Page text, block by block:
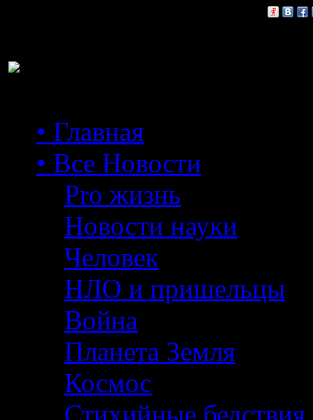
• Главная
• Все Новости
Pro жизнь
Новости науки
Человек
НЛО и пришельцы
Война
Планета Земля
Космос